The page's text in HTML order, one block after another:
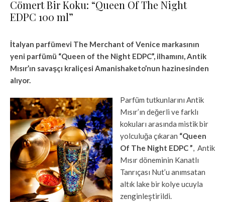
Cömert Bir Koku: “Queen Of The Night
EDPC 100 ml”
İtalyan parfümevi The Merchant of Venice markasının
yeni parfümü “Queen of the Night EDPC”, ilhamını, Antik
Mısır’ın savaşçı kraliçesi Amanishaketo’nun hazinesinden
alıyor.
Parfüm tutkunlarını Antik
Mısır’ın değerli ve farklı
kokuları arasında mistik bir
yolculuğa çıkaran “Queen
Of The Night EDPC ”, Antik
Mısır döneminin Kanatlı
Tanrıçası Nut’u anımsatan
altık lake bir kolye ucuyla
zenginleştirildi.